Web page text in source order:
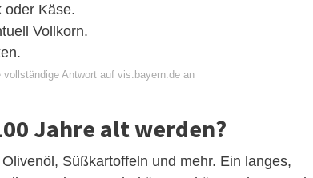
oder Käse.
Vollkorn.
vollständige Antwort auf vis.bayern.de an
Jahre alt werden?
Süßkartoffeln und mehr. Ein langes,